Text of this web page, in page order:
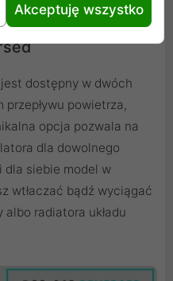
dostępny w dwóch
powietrza,
opcja pozwala na
dla dowolnego
dla siebie model w
wtłaczać bądź wyciągać
radiatora układu
Akceptuję wszystko